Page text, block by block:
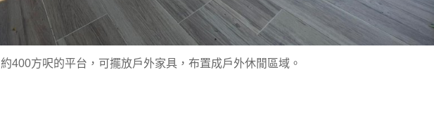
約400方呎的平台，可擺放戶外家具，布置成戶外休閒區域。